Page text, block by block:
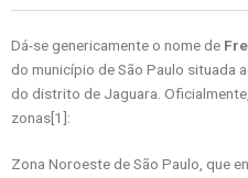
Dá-se genericamente o nome de
do município de São Paulo situada
do distrito de Jaguara.
zonas[1]:
Zona Noroeste de São Paulo, que